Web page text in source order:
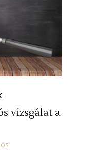
vizsgálat a